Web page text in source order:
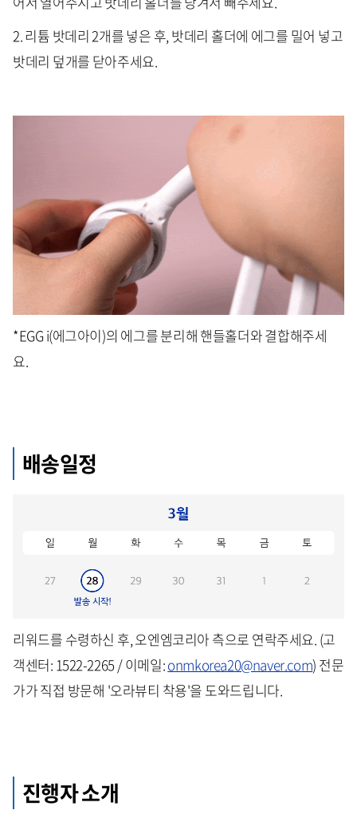
2. 리튬 밧데리 2개를 넣은 후, 밧데리 홀더에 에그를 밀어 넣고
밧데리 덮개를 닫아주세요.
*EGG i(에그아이)의 에그를 분리해 핸들홀더와 결합해주세
요.
배송일정
리워드를 수령하신 후, 오엔엠코리아 측으로 연락주세요. (고
객센터: 1522-2265 / 이메일:onmkorea20@naver.com) 전문
가가 직접 방문해 '오라뷰티 착용'을 도와드립니다.
진행자 소개